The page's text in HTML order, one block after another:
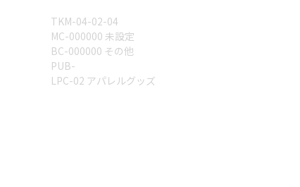
TKM-04-02-04
MC-000000 未設定
BC-000000 その他
PUB-
LPC-02 アパレルグッズ